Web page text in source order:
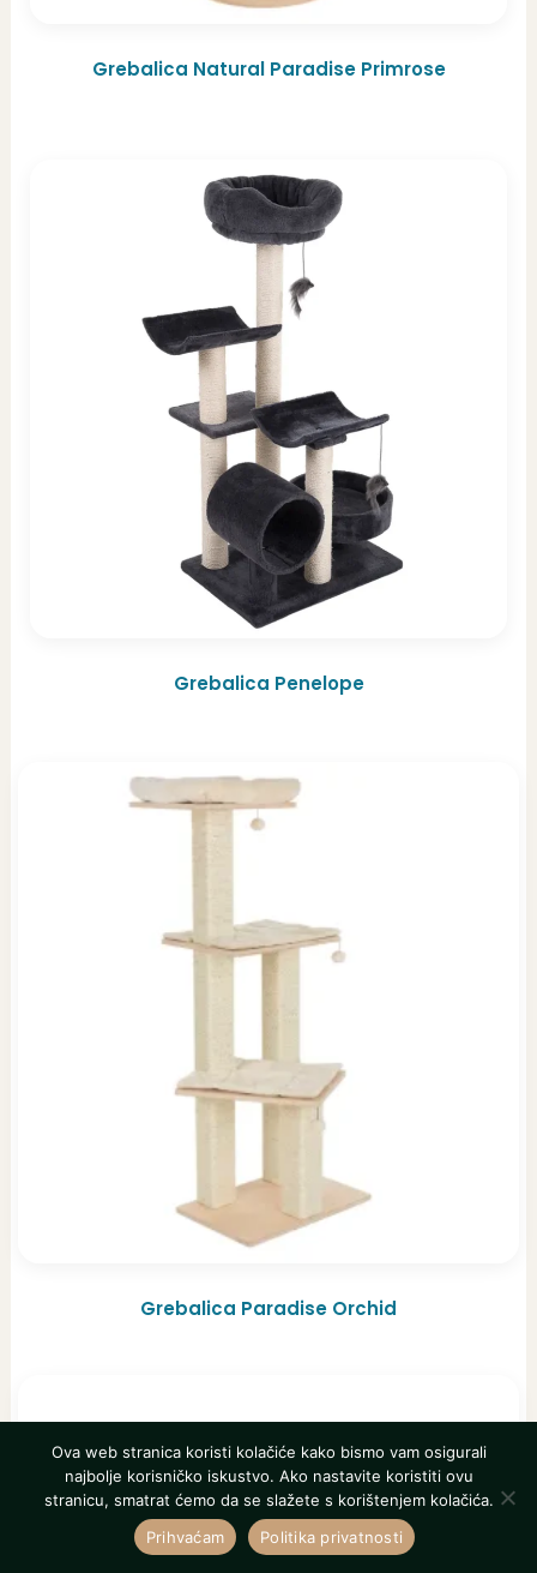
Grebalica Natural Paradise Primrose
Grebalica Penelope
Grebalica Paradise Orchid
Ova web stranica koristi kolačiće kako bismo vam osigurali
najbolje korisničko iskustvo. Ako nastavite koristiti ovu
stranicu, smatrat ćemo da se slažete s korištenjem kolačića.
Prihvaćam
Politika privatnosti